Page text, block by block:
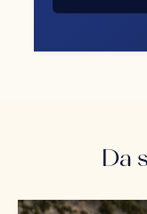
Da